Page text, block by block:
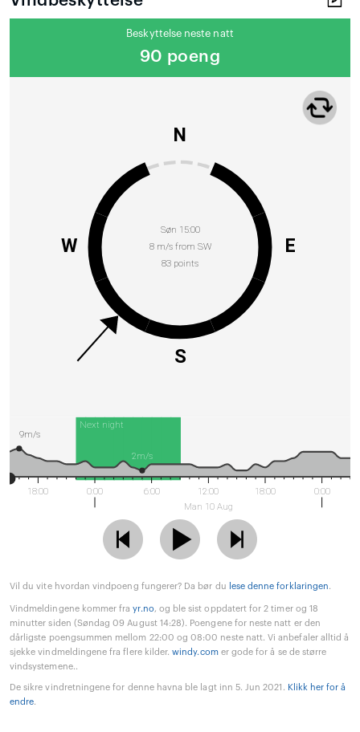
Beskyttelse neste natt
90 poeng
Søn 15:00
8 m/s from SW
83 points
N
E
S
W
Next night
18:00 0:00 6:00
12:00
Man 10 Aug
18:00 0:00
9m/s
2m/s
Vil du vite hvordan vindpoeng fungerer? Da bør du lese denne forklaringen.
Vindmeldingene kommer frayr.no, og ble sist oppdatert for 2 timer og 18
minutter siden (Søndag 09 August 14:28). Poengene for neste natt er den
dårligste poengsummen mellom 22:00 og 08:00 neste natt. Vi anbefaler alltid å
sjekke vindmeldingene fra flere kilder.windy.comer gode for å se de større
vindsystemene..
De sikre vindretningene for denne havna ble lagt inn 5. Jun 2021. Klikk her for å
endre.